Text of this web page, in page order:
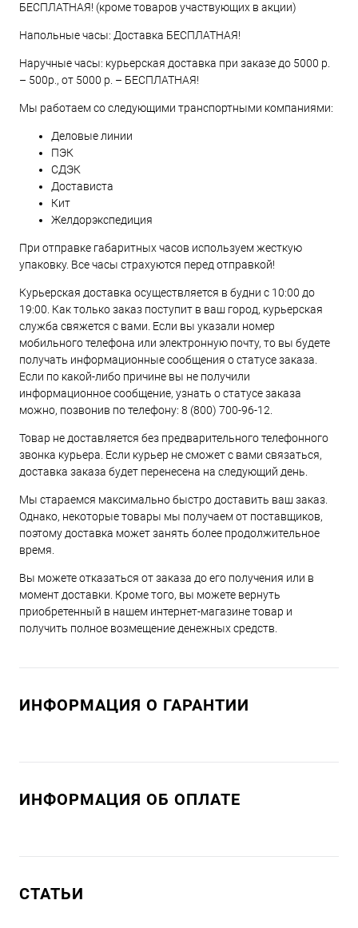
БЕСПЛАТНАЯ! (кроме товаров участвующих в акции)
Напольные часы: Доставка БЕСПЛАТНАЯ!
Наручные часы: курьерская доставка при заказе до 5000 р.
– 500р., от 5000 р. – БЕСПЛАТНАЯ!
Мы работаем со следующими транспортными компаниями:
Деловые линии
ПЭК
СДЭК
Достависта
Кит
Желдорэкспедиция
При отправке габаритных часов используем жесткую
упаковку. Все часы страхуются перед отправкой!
Курьерская доставка осуществляется в будни с 10:00 до
19:00. Как только заказ поступит в ваш город, курьерская
служба свяжется с вами. Если вы указали номер
мобильного телефона или электронную почту, то вы будете
получать информационные сообщения о статусе заказа.
Если по какой-либо причине вы не получили
информационное сообщение, узнать о статусе заказа
можно, позвонив по телефону: 8 (800) 700-96-12.
Товар не доставляется без предварительного телефонного
звонка курьера. Если курьер не сможет с вами связаться,
доставка заказа будет перенесена на следующий день.
Мы стараемся максимально быстро доставить ваш заказ.
Однако, некоторые товары мы получаем от поставщиков,
поэтому доставка может занять более продолжительное
время.
Вы можете отказаться от заказа до его получения или в
момент доставки. Кроме того, вы можете вернуть
приобретенный в нашем интернет-магазине товар и
получить полное возмещение денежных средств.
ИНФОРМАЦИЯ О ГАРАНТИИ
ИНФОРМАЦИЯ ОБ ОПЛАТЕ
СТАТЬИ